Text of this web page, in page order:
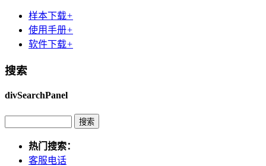
样本下载+
使用手册+
软件下载+
搜索
divSearchPanel
热门搜索：
客服电话